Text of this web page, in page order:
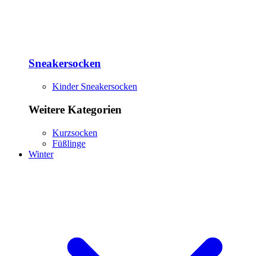
Sneakersocken
Kinder Sneakersocken
Weitere Kategorien
Kurzsocken
Füßlinge
Winter